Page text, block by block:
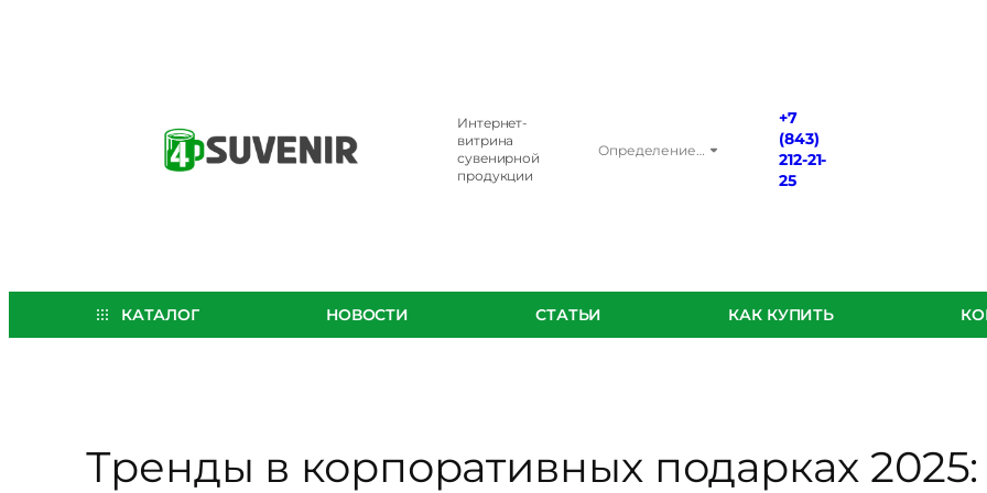
Интернет-
витрина
сувенирной
продукции
Определение…
+7
(843)
212-21-
25
КАТАЛОГ НОВОСТИ СТАТЬИ КАК КУПИТЬ
Тренды в корпоративных подарках